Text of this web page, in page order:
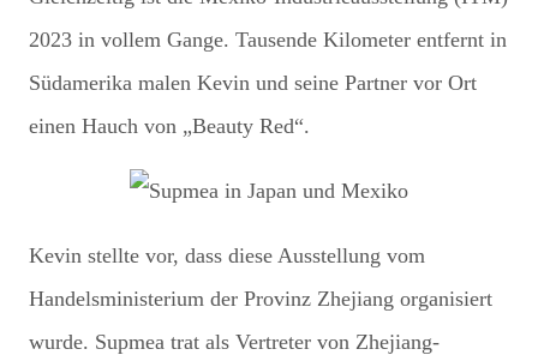
2023 in vollem Gange. Tausende Kilometer entfernt in
Südamerika malen Kevin und seine Partner vor Ort
einen Hauch von „Beauty Red“.
Kevin stellte vor, dass diese Ausstellung vom
Handelsministerium der Provinz Zhejiang organisiert
wurde. Supmea trat als Vertreter von Zhejiang-